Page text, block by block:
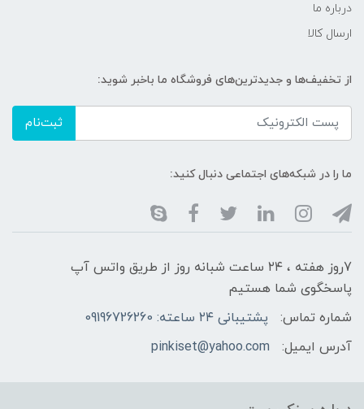
درباره ما
ارسال کالا
از تخفیف‌ها و جدیدترین‌های فروشگاه ما باخبر شوید:
ثبت‌نام
ما را در شبکه‌های اجتماعی دنبال کنید:
7روز هفته ، ۲۴ ساعت شبانه‌ روز از طریق واتس آپ
پاسخگوی شما هستیم
شماره تماس:
پشتیبانی ۲۴ ساعته: 09196726260
آدرس ایمیل:
pinkiset@yahoo.com